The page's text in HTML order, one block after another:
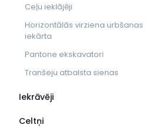
Ceļu ieklājēji
Horizontālās virziena urbšanas
iekārta
Pantone ekskavatori
Tranšeju atbalsta sienas
Iekrāvēji
Celtņi